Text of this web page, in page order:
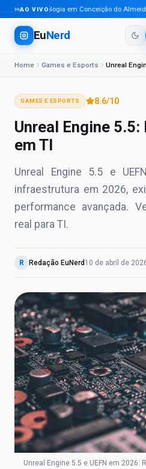
AO VIVO
Tecnologia em Conceição do
EuNerd
Home Games e Esports Unreal
GAMES E ESPORTS 8.6/10
Unreal Engine
em TI
Unreal Engine 5.5 e
infraestrutura em 2026,
performance avançada.
real para TI.
R Redação EuNerd 10 de abril de
Unreal Engine 5.5 e UEFN em 2026: